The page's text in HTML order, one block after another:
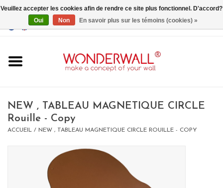
EUR/GBP
BIG SALE , GRAB YOUR
NEW , TABLEAU MAGNETIQUE CIRCLE
Rouille - Copy
ACCUEIL / NEW , TABLEAU MAGNETIQUE CIRCLE ROUILLE - COPY
Veuillez accepter les cookies afin de rendre ce site plus fonctionnel. D'accord?
Oui
Non En savoir plus sur les témoins (cookies) »